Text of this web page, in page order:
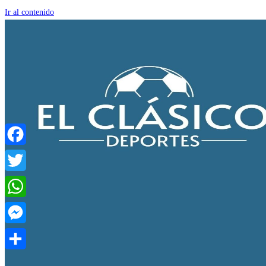
Ir al contenido
Facebook
Twitter
WhatsApp
Messenger